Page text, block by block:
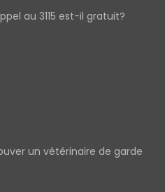
au 3115 est-il gratuit?
un vétérinaire de garde